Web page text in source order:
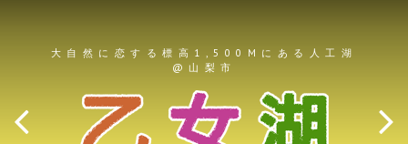
大自然に恋する標高1,500Mにある人工湖
@山梨市